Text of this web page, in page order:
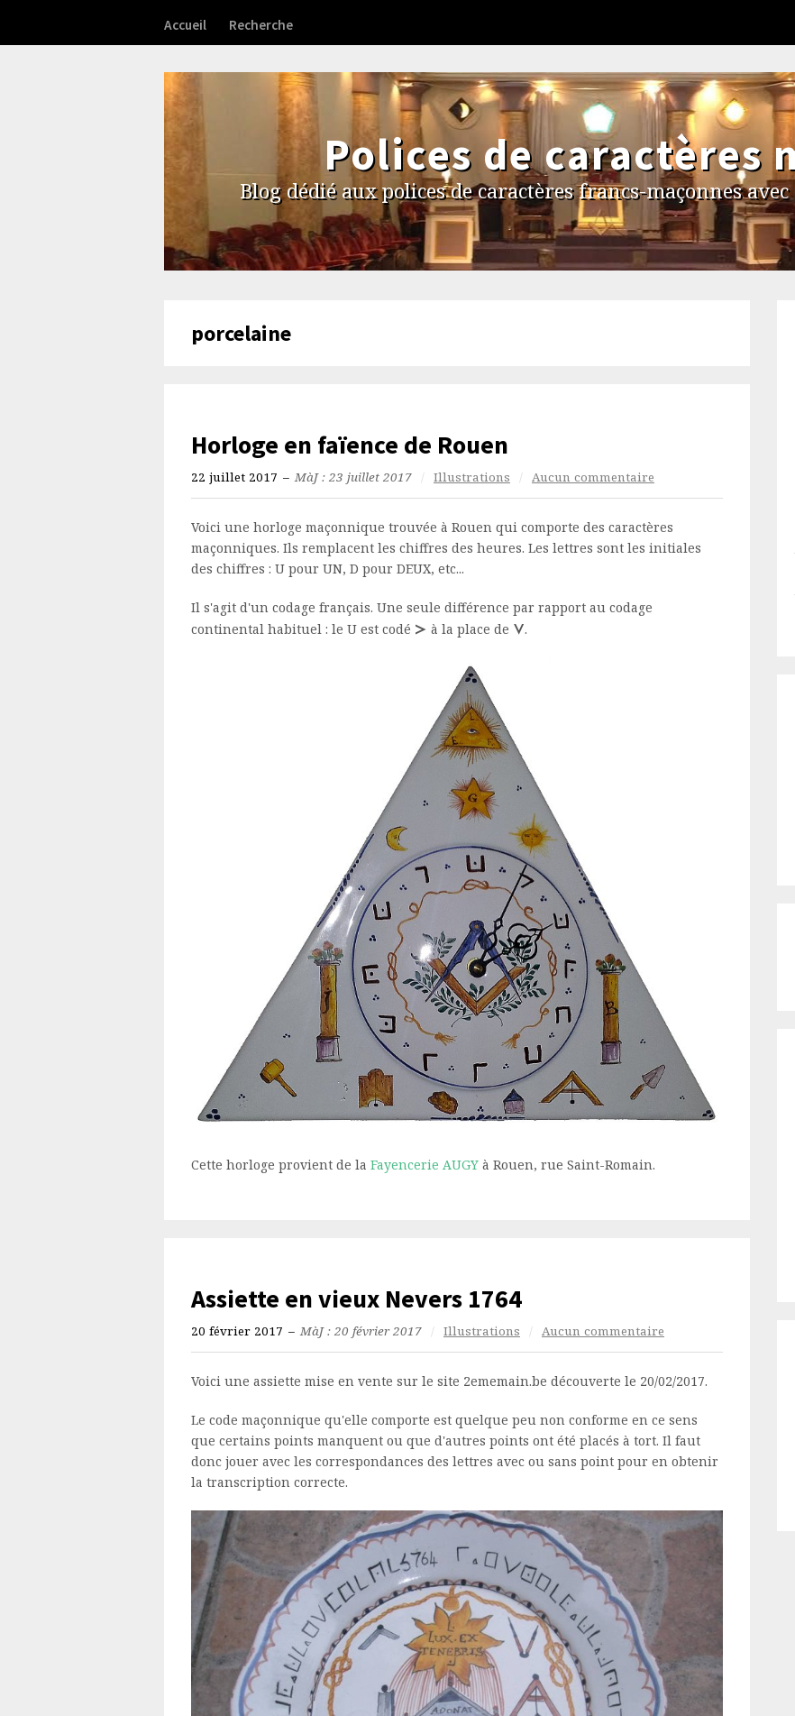
Accueil Recherche
Polices de caractères
Blog dédié aux polices de caractères francs-maçonnes
porcelaine
Horloge en faïence de Rouen
22 juillet 2017 – MàJ : 23 juillet 2017 / Illustrations / Aucun commentaire
Voici une horloge maçonnique trouvée à Rouen qui comporte des caractères
maçonniques. Ils remplacent les chiffres des heures. Les lettres sont les initiales
des chiffres : U pour UN, D pour DEUX, etc...
Il s'agit d'un codage français. Une seule différence par rapport au codage
continental habituel : le U est codé z à la place de u.
Cette horloge provient de la Fayencerie AUGY à Rouen, rue Saint-Romain.
Assiette en vieux Nevers 1764
20 février 2017 – MàJ : 20 février 2017 / Illustrations / Aucun commentaire
Voici une assiette mise en vente sur le site 2ememain.be découverte le 20/02/2017.
Le code maçonnique qu'elle comporte est quelque peu non conforme en ce sens
que certains points manquent ou que d'autres points ont été placés à tort. Il faut
donc jouer avec les correspondances des lettres avec ou sans point pour en obtenir
la transcription correcte.